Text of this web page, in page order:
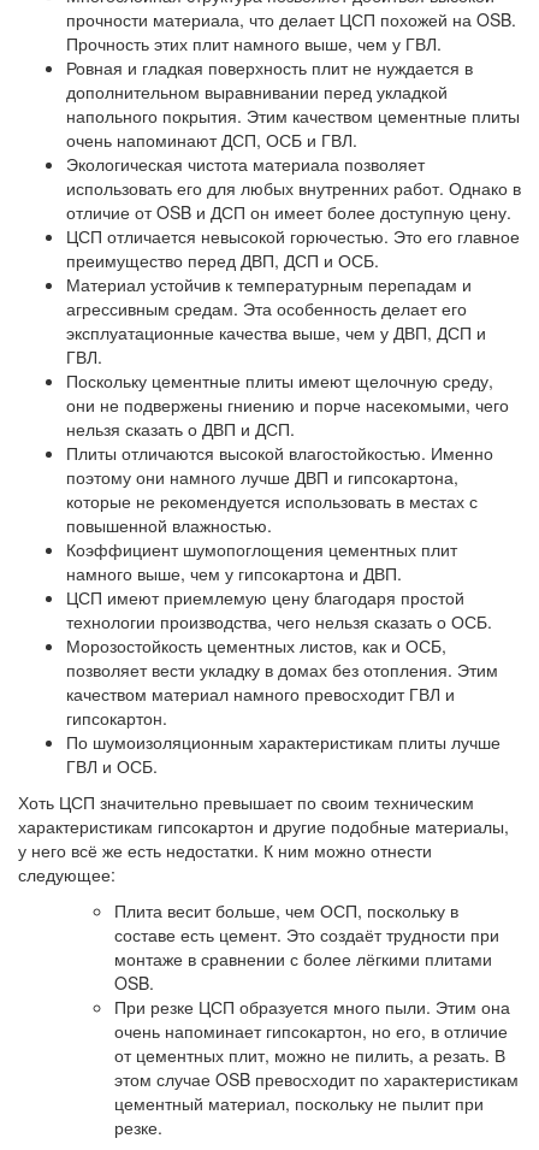
прочности материала, что делает ЦСП похожей на OSB.
Прочность этих плит намного выше, чем у ГВЛ.
Ровная и гладкая поверхность плит не нуждается в
дополнительном выравнивании перед укладкой
напольного покрытия. Этим качеством цементные плиты
очень напоминают ДСП, ОСБ и ГВЛ.
Экологическая чистота материала позволяет
использовать его для любых внутренних работ. Однако в
отличие от OSB и ДСП он имеет более доступную цену.
ЦСП отличается невысокой горючестью. Это его главное
преимущество перед ДВП, ДСП и ОСБ.
Материал устойчив к температурным перепадам и
агрессивным средам. Эта особенность делает его
эксплуатационные качества выше, чем у ДВП, ДСП и
ГВЛ.
Поскольку цементные плиты имеют щелочную среду,
они не подвержены гниению и порче насекомыми, чего
нельзя сказать о ДВП и ДСП.
Плиты отличаются высокой влагостойкостью. Именно
поэтому они намного лучше ДВП и гипсокартона,
которые не рекомендуется использовать в местах с
повышенной влажностью.
Коэффициент шумопоглощения цементных плит
намного выше, чем у гипсокартона и ДВП.
ЦСП имеют приемлемую цену благодаря простой
технологии производства, чего нельзя сказать о ОСБ.
Морозостойкость цементных листов, как и ОСБ,
позволяет вести укладку в домах без отопления. Этим
качеством материал намного превосходит ГВЛ и
гипсокартон.
По шумоизоляционным характеристикам плиты лучше
ГВЛ и ОСБ.
Хоть ЦСП значительно превышает по своим техническим
характеристикам гипсокартон и другие подобные материалы,
у него всё же есть недостатки. К ним можно отнести
следующее:
Плита весит больше, чем ОСП, поскольку в
составе есть цемент. Это создаёт трудности при
монтаже в сравнении с более лёгкими плитами
OSB.
При резке ЦСП образуется много пыли. Этим она
очень напоминает гипсокартон, но его, в отличие
от цементных плит, можно не пилить, а резать. В
этом случае OSB превосходит по характеристикам
цементный материал, поскольку не пылит при
резке.